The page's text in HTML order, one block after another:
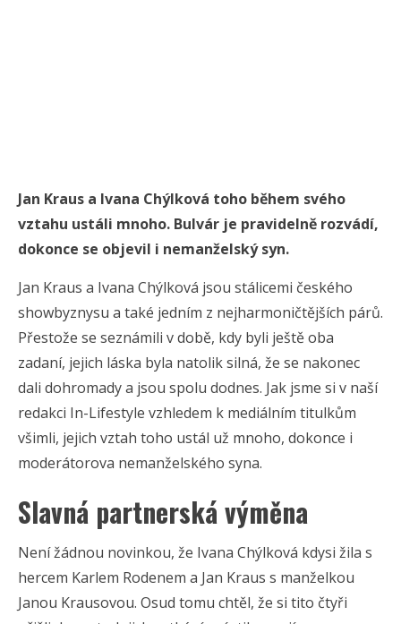
Jan Kraus a Ivana Chýlková toho během svého
vztahu ustáli mnoho. Bulvár je pravidelně rozvádí,
dokonce se objevil i nemanželský syn.
Jan Kraus a Ivana Chýlková jsou stálicemi českého
showbyznysu a také jedním z nejharmoničtějších párů.
Přestože se seznámili v době, kdy byli ještě oba
zadaní, jejich láska byla natolik silná, že se nakonec
dali dohromady a jsou spolu dodnes. Jak jsme si v naší
redakci In-Lifestyle vzhledem k mediálním titulkům
všimli, jejich vztah toho ustál už mnoho, dokonce i
moderátorova nemanželského syna.
Slavná partnerská výměna
Není žádnou novinkou, že Ivana Chýlková kdysi žila s
hercem Karlem Rodenem a Jan Kraus s manželkou
Janou Krausovou. Osud tomu chtěl, že si tito čtyři